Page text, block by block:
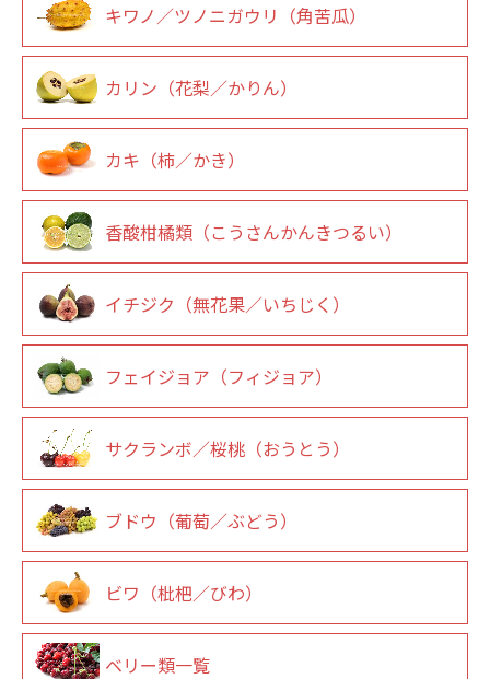
キワノ／ツノニガウリ（角苦瓜）
カリン（花梨／かりん）
カキ（柿／かき）
香酸柑橘類（こうさんかんきつるい）
イチジク（無花果／いちじく）
フェイジョア（フィジョア）
サクランボ／桜桃（おうとう）
ブドウ（葡萄／ぶどう）
ビワ（枇杷／びわ）
ベリー類一覧